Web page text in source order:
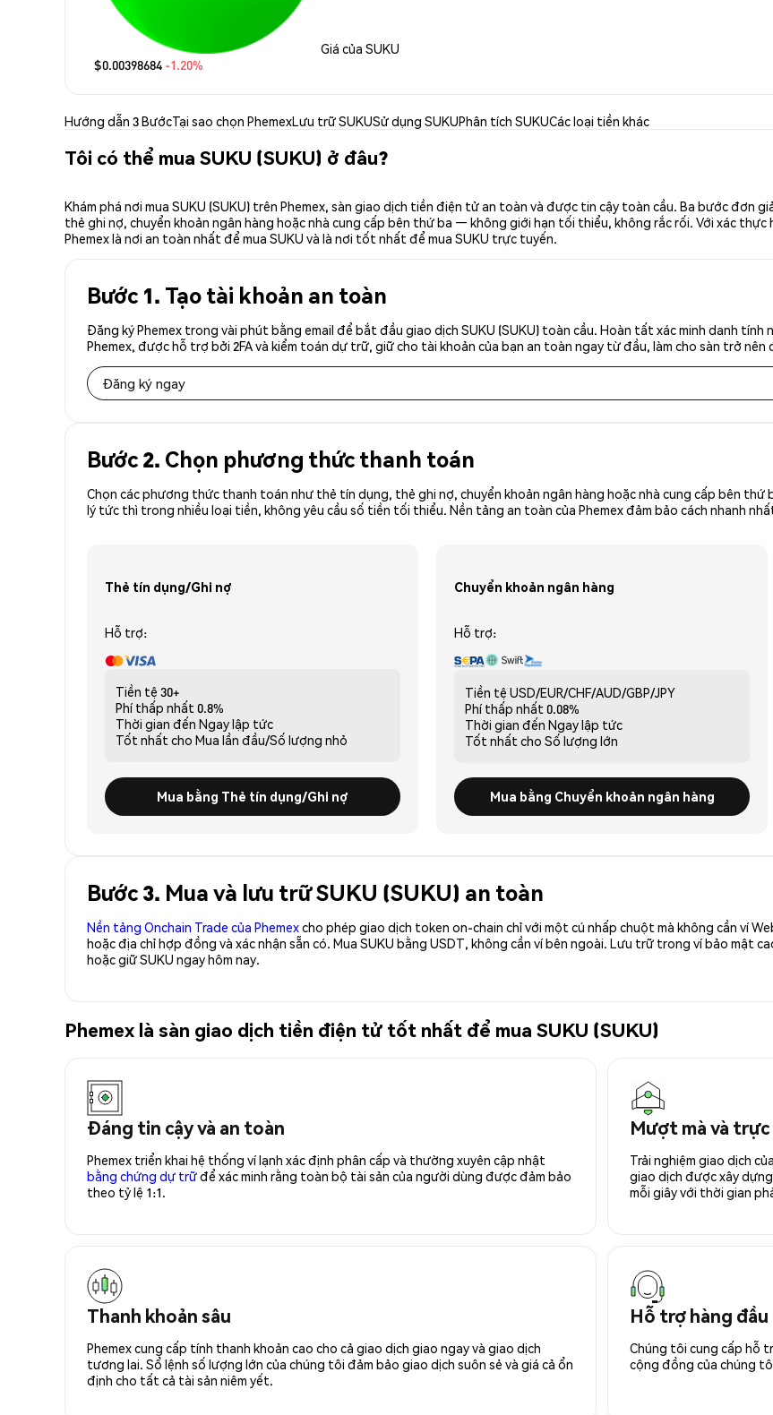
Giá của SUKU
$0.00398684 -1.20%
Hướng dẫn 3 BướcTại sao chọn PhemexLưu trữ SUKUSử dụng SUKUPhân tích SUKUCác loại tiền khác
Tôi có thể mua SUKU (SUKU) ở đâu?
Khám phá nơi mua SUKU (SUKU) trên Phemex, sàn giao dịch tiền điện tử an toàn và được tin cậy toàn cầu. Ba bước đơn
thẻ ghi nợ, chuyển khoản ngân hàng hoặc nhà cung cấp bên thứ ba — không giới hạn tối thiểu, không rắc rối. Với xác
Phemex là nơi an toàn nhất để mua SUKU và là nơi tốt nhất để mua SUKU trực tuyến.
Bước 1. Tạo tài khoản an toàn
Đăng ký Phemex trong vài phút bằng email để bắt đầu giao dịch SUKU (SUKU) toàn cầu. Hoàn tất xác minh danh
Phemex, được hỗ trợ bởi 2FA và kiểm toán dự trữ, giữ cho tài khoản của bạn an toàn ngay từ đầu, làm cho sàn trở nên
Đăng ký ngay
Bước 2. Chọn phương thức thanh toán
Chọn các phương thức thanh toán như thẻ tín dụng, thẻ ghi nợ, chuyển khoản ngân hàng hoặc nhà cung cấp bên
lý tức thì trong nhiều loại tiền, không yêu cầu số tiền tối thiểu. Nền tảng an toàn của Phemex đảm bảo cách nhanh
Thẻ tín dụng/Ghi nợ
Hỗ trợ:
Tiền tệ 30+
Phí thấp nhất 0.8%
Thời gian đến Ngay lập tức
Tốt nhất cho Mua lần đầu/Số lượng nhỏ
Mua bằng Thẻ tín dụng/Ghi nợ
Chuyển khoản ngân hàng
Hỗ trợ:
Tiền tệ USD/EUR/CHF/AUD/GBP/JPY
Phí thấp nhất 0.08%
Thời gian đến Ngay lập tức
Tốt nhất cho Số lượng lớn
Mua bằng Chuyển khoản ngân hàng
Bước 3. Mua và lưu trữ SUKU (SUKU) an toàn
Nền tảng Onchain Trade của Phemexcho phép giao dịch token on-chain chỉ với một cú nhấp chuột mà không cần ví
hoặc địa chỉ hợp đồng và xác nhận sẵn có. Mua SUKU bằng USDT, không cần ví bên ngoài. Lưu trữ trong ví bảo mật
hoặc giữ SUKU ngay hôm nay.
Phemex là sàn giao dịch tiền điện tử tốt nhất để mua SUKU (SUKU)
Đáng tin cậy và an toàn
Phemex triển khai hệ thống ví lạnh xác định phân cấp và thường xuyên cập nhật
bằng chứng dự trữđể xác minh rằng toàn bộ tài sản của người dùng được đảm bảo
theo tỷ lệ 1:1.
Mượt mà và trực
Trải nghiệm giao dịch
giao dịch được xây
mỗi giây với thời gian
Thanh khoản sâu
Phemex cung cấp tính thanh khoản cao cho cả giao dịch giao ngay và giao dịch
tương lai. Sổ lệnh số lượng lớn của chúng tôi đảm bảo giao dịch suôn sẻ và giá cả ổn
định cho tất cả tài sản niêm yết.
Hỗ trợ hàng đầu
Chúng tôi cung cấp hỗ
cộng đồng của chúng